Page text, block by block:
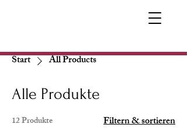
Start All Products
Alle Produkte
12 Produkte Filtern & sortieren